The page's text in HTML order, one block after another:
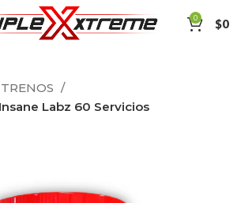
0 $0
Labz 60 Servicios